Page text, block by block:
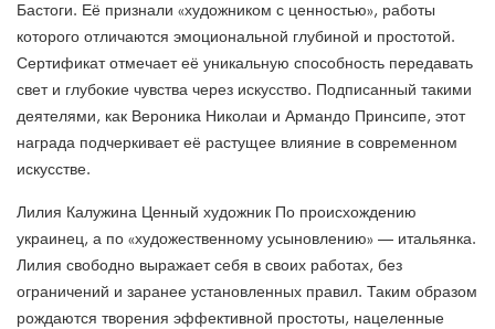
Бастоги. Её признали «художником с ценностью», работы
которого отличаются эмоциональной глубиной и простотой.
Сертификат отмечает её уникальную способность передавать
свет и глубокие чувства через искусство. Подписанный такими
деятелями, как Вероника Николаи и Армандо Принсипе, этот
награда подчеркивает её растущее влияние в современном
искусстве.
Лилия Калужина Ценный художник По происхождению
украинец, а по «художественному усыновлению» — итальянка.
Лилия свободно выражает себя в своих работах, без
ограничений и заранее установленных правил. Таким образом
рождаются творения эффективной простоты, нацеленные